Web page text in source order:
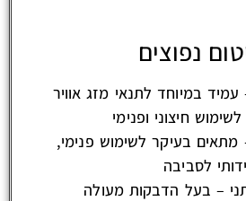
נפוצים
עמיד במיוחד לתנאי מזג אוויר
חיצוני ופנימי
מתאים בעיקר לשימוש פנימי,
לסביבה
– בעל הדבקות מעולה